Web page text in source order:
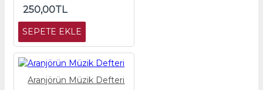
250,00TL
SEPETE EKLE
Aranjörün Müzik Defteri